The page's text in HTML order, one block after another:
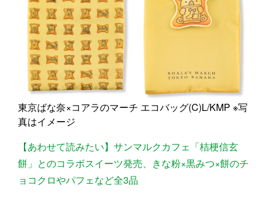
東京ばな奈×コアラのマーチ エコバッグ(C)L/KMP ※写
真はイメージ
【あわせて読みたい】サンマルクカフェ「桔梗信玄
餅」とのコラボスイーツ発売、きな粉×黒みつ×餅のチ
ョコクロやパフェなど全3品